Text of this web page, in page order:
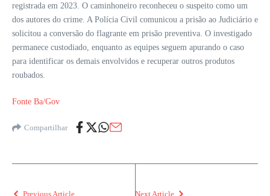
registrada em 2023. O caminhoneiro reconheceu o suspeito como um
dos autores do crime. A Polícia Civil comunicou a prisão ao Judiciário e
solicitou a conversão do flagrante em prisão preventiva. O investigado
permanece custodiado, enquanto as equipes seguem apurando o caso
para identificar os demais envolvidos e recuperar outros produtos
roubados.
Fonte Ba/Gov
Compartilhar
Previous Article Next Article